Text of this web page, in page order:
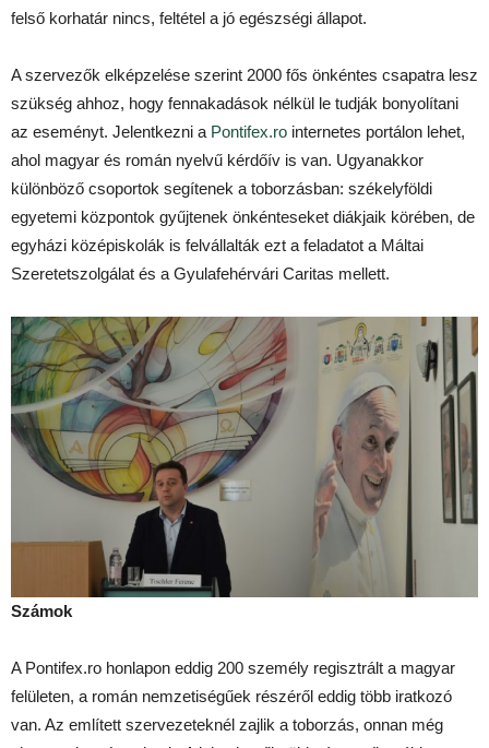
felső korhatár nincs, feltétel a jó egészségi állapot.
A szervezők elképzelése szerint 2000 fős önkéntes csapatra lesz
szükség ahhoz, hogy fennakadások nélkül le tudják bonyolítani
az eseményt. Jelentkezni a Pontifex.ro internetes portálon lehet,
ahol magyar és román nyelvű kérdőív is van. Ugyanakkor
különböző csoportok segítenek a toborzásban: székelyföldi
egyetemi központok gyűjtenek önkénteseket diákjaik körében, de
egyházi középiskolák is felvállalták ezt a feladatot a Máltai
Szeretetszolgálat és a Gyulafehérvári Caritas mellett.
Számok
A Pontifex.ro honlapon eddig 200 személy regisztrált a magyar
felületen, a román nemzetiségűek részéről eddig több iratkozó
van. Az említett szervezeteknél zajlik a toborzás, onnan még